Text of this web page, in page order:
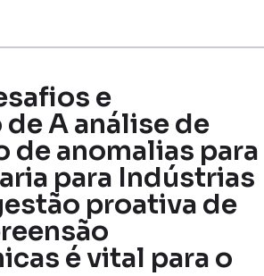
e
A análise de
anomalias para
para Indústrias
proativa de
é vital para o